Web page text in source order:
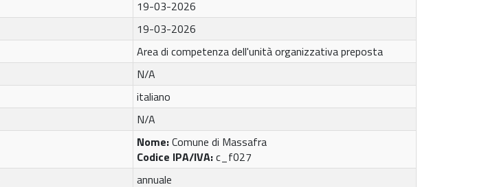
19-03-2026
19-03-2026
Area di competenza dell'unità organizzativa preposta
N/A
italiano
N/A
Nome:Comune di Massafra
Codice IPA/IVA:c_f027
annuale